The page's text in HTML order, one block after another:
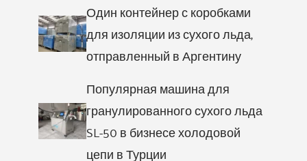
Один контейнер с коробками
для изоляции из сухого льда,
отправленный в Аргентину
Популярная машина для
гранулированного сухого льда
SL-50 в бизнесе холодовой
цепи в Турции